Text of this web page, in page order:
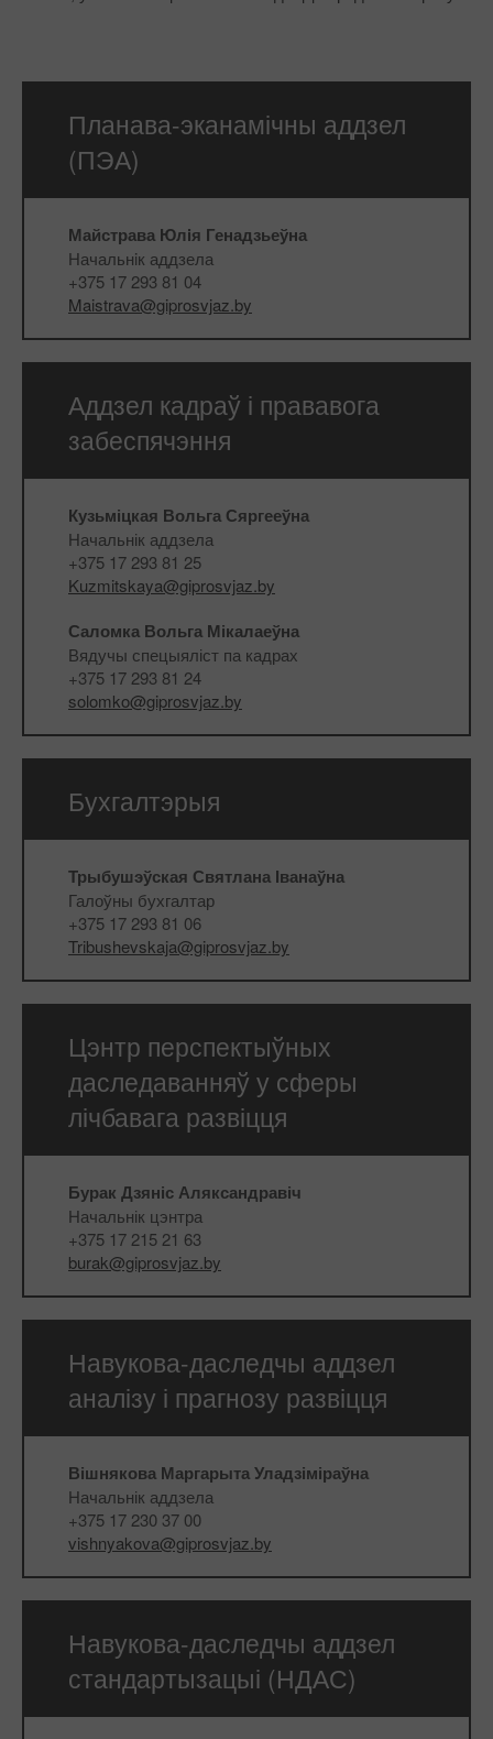
Планава-эканамічны аддзел
(ПЭА)
Майстрава Юлiя Генадзьеўна
Начальнiк аддзела
+375 17 293 81 04
Maistrava@giprosvjaz.by
Аддзел кадраў і прававога
забеспячэння
Кузьміцкая Вольга Сяргееўна
Начальнік аддзела
+375 17 293 81 25
Kuzmitskaya@giprosvjaz.by
Саломка Вольга Мікалаеўна
Вядучы спецыяліст па кадрах
+375 17 293 81 24
solomko@giprosvjaz.by
Бухгалтэрыя
Трыбушэўская Святлана Іванаўна
Галоўны бухгалтар
+375 17 293 81 06
Tribushevskaja@giprosvjaz.by
Цэнтр перспектыўных
даследаванняў у сферы
лічбавага развіцця
Бурак Дзяніс Аляксандравіч
Начальнік цэнтра
+375 17 215 21 63
burak@giprosvjaz.by
Навукова-даследчы аддзел
аналізу і прагнозу развіцця
Вішнякова Маргарыта Уладзіміраўна
Начальнік аддзела
+375 17 230 37 00
vishnyakova@giprosvjaz.by
Навукова-даследчы аддзел
стандартызацыі (НДАС)